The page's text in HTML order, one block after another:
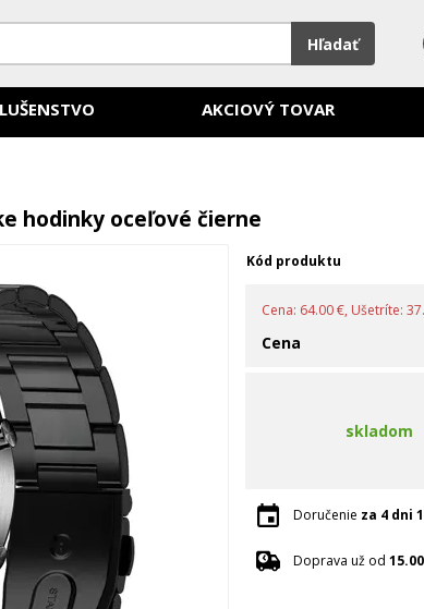
Hľadať
AKCIOVÝ TOVAR
hodinky oceľové čierne
Kód produktu
Cena: 64.00 €, Ušetríte:
Cena
skladom
Doručenie za 4 dni
Doprava už od